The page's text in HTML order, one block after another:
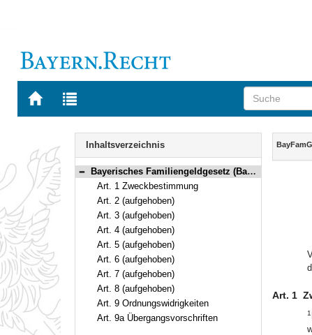
Zur
BAYERN.RECHT
Zur
letzten
Navigation
Inhaltsverzeichnis
Bereich reduzieren
Bayerisches Familiengeldgesetz (BayFamGG) Vom 24. Juli 2018 (GVBl. S. 613, 622) BayRS 2170-7-A (Art. 1–9a)
Art. 1 Zweckbestimmung
Art. 2 (aufgehoben)
Art. 3 (aufgehoben)
Art. 4 (aufgehoben)
Art. 5 (aufgehoben)
Art. 6 (aufgehoben)
Art. 7 (aufgehoben)
Art. 8 (aufgehoben)
Art. 9 Ordnungswidrigkeiten
Art. 9a Übergangsvorschriften
Inhalt
Art. 1
1